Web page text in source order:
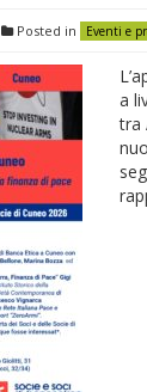
Posted in Eventi e
a
tra